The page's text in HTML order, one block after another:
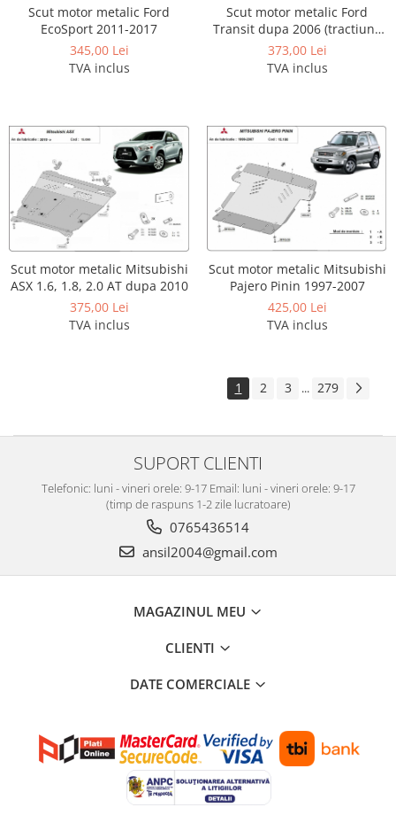
Scut motor metalic Ford
EcoSport 2011-2017
345,00 Lei
TVA inclus
Scut motor metalic Ford
Transit dupa 2006 (tractiune
fata)
373,00 Lei
TVA inclus
Scut motor metalic Mitsubishi
ASX 1.6, 1.8, 2.0 AT dupa 2010
375,00 Lei
TVA inclus
Scut motor metalic Mitsubishi
Pajero Pinin 1997-2007
425,00 Lei
TVA inclus
1 2 3 ... 279
SUPORT CLIENTI
Telefonic: luni - vineri orele: 9-17 Email: luni - vineri orele: 9-17
(timp de raspuns 1-2 zile lucratoare)
0765436514
ansil2004@gmail.com
MAGAZINUL MEU
CLIENTI
DATE COMERCIALE